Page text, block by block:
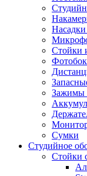
Стойки
Зажимы
Сумки
Студийное
Стойки